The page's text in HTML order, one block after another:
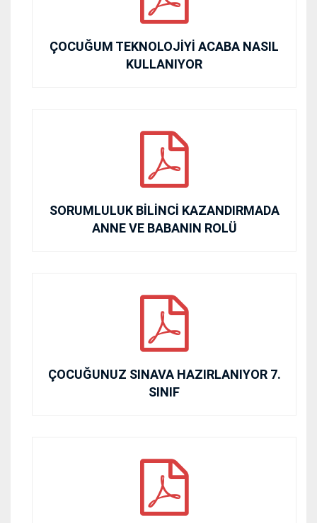
ÇOCUĞUM TEKNOLOJİYİ ACABA NASIL
KULLANIYOR
SORUMLULUK BİLİNCİ KAZANDIRMADA
ANNE VE BABANIN ROLÜ
ÇOCUĞUNUZ SINAVA HAZIRLANIYOR 7.
SINIF